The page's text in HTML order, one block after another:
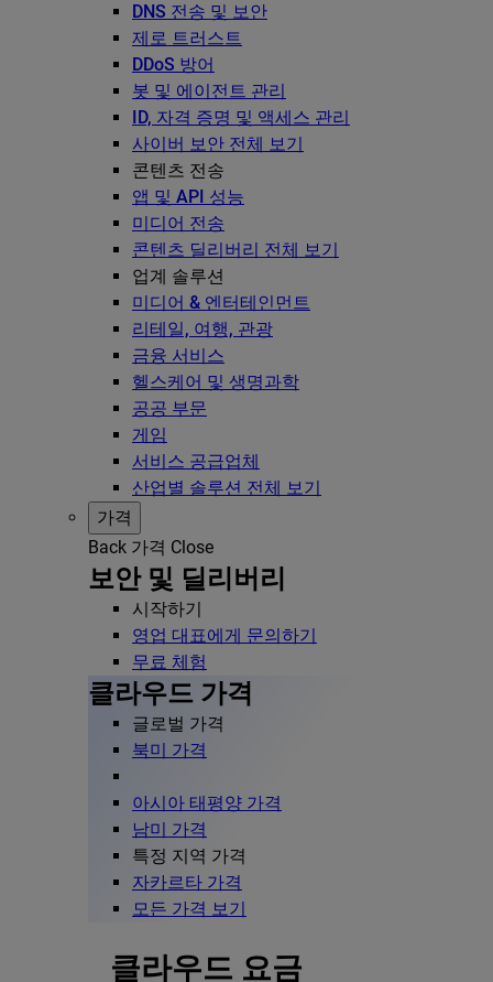
DNS 전송 및 보안
제로 트러스트
DDoS 방어
봇 및 에이전트 관리
ID, 자격 증명 및 액세스 관리
사이버 보안 전체 보기
콘텐츠 전송
앱 및 API 성능
미디어 전송
콘텐츠 딜리버리 전체 보기
업계 솔루션
미디어 & 엔터테인먼트
리테일, 여행, 관광
금융 서비스
헬스케어 및 생명과학
공공 부문
게임
서비스 공급업체
산업별 솔루션 전체 보기
가격
Back 가격 Close
보안 및 딜리버리
시작하기
영업 대표에게 문의하기
무료 체험
클라우드 가격
글로벌 가격
북미 가격
아시아 태평양 가격
남미 가격
특정 지역 가격
자카르타 가격
모든 가격 보기
클라우드 요금